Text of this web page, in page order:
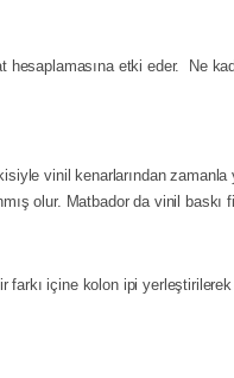
etki eder. Ne
vinil kenarlarından
olur. Matbador da vinil baskı
farkı içine kolon ipi